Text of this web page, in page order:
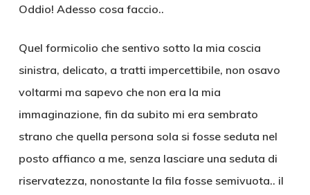
Oddio! Adesso cosa faccio..
Quel formicolio che sentivo sotto la mia coscia
sinistra, delicato, a tratti impercettibile, non osavo
voltarmi ma sapevo che non era la mia
immaginazione, fin da subito mi era sembrato
strano che quella persona sola si fosse seduta nel
posto affianco a me, senza lasciare una seduta di
riservatezza, nonostante la fila fosse semivuota.. il